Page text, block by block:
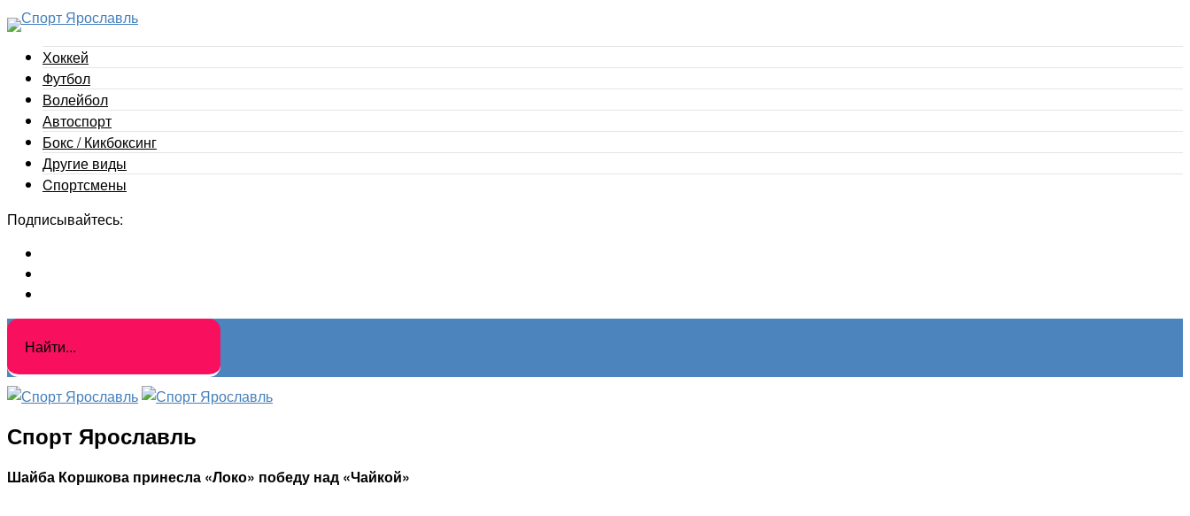
Хоккей
Футбол
Волейбол
Автоспорт
Бокс / Кикбоксинг
Другие виды
Cпортсмены
Подписывайтесь:
Спорт Ярославль
Шайба Коршкова принесла «Локо» победу над «Чайкой»